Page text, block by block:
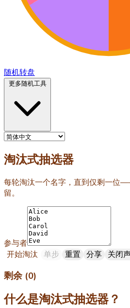
随机转盘
更多随机工具
淘汰式抽选器
每轮淘汰一个名字，直到仅剩一位
留。
参与者
开始淘汰 单步 重置 分享 关闭
剩余 (0)
什么是淘汰式抽选器？